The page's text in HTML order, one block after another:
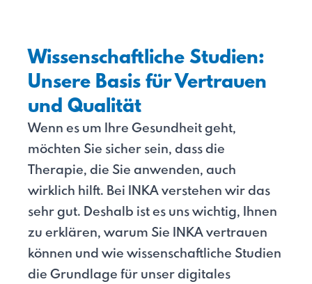
Wissenschaftliche Studien:
Unsere Basis für Vertrauen
und Qualität
Wenn es um Ihre Gesundheit geht,
möchten Sie sicher sein, dass die
Therapie, die Sie anwenden, auch
wirklich hilft. Bei INKA verstehen wir das
sehr gut. Deshalb ist es uns wichtig, Ihnen
zu erklären, warum Sie INKA vertrauen
können und wie wissenschaftliche Studien
die Grundlage für unser digitales